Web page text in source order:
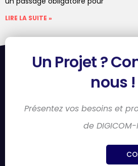
LIRE LA SUITE »
Un Projet ?
nous !
Présentez vos besoins et
de DIGICOM-